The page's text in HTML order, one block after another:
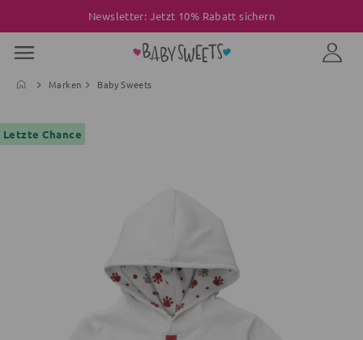
Newsletter: Jetzt 10% Rabatt sichern
Marken Baby Sweets
Letzte Chance